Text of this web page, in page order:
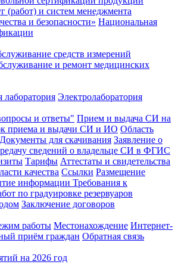
(работ) и систем менеджмента
и безопасности» Национальная
средств измерений
и ремонт медицинских
лаборатория Электролаборатория
и ответы" Прием и выдача СИ на
приема и выдачи СИ и ИО Область
Документы для скачивания Заявление о
сведений о владельце СИ в ФГИС
Тарифы Аттестаты и свидетельства
качества Ссылки Размещение
информации Требования к
по градуировке резервуаров
Заключение договоров
работы Местонахождение Интернет-
приём граждан Обратная связь
на 2026 год